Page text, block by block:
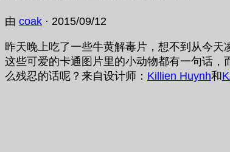
由 coak · 2015/09/12
昨天晚上吃了一些牛黄解毒片，想不到从今
这些可爱的卡通图片里的小动物都有一句话
么残忍的话呢？来自设计师： Killien Huynh和